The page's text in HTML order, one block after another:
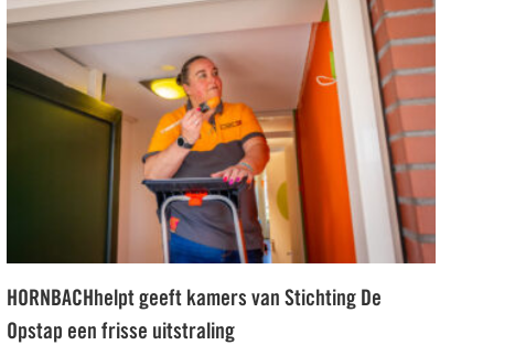
HORNBACHhelpt geeft kamers van Stichting De
Opstap een frisse uitstraling